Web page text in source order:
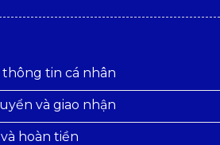
thông tin cá nhân
và giao nhận
hoàn tiền